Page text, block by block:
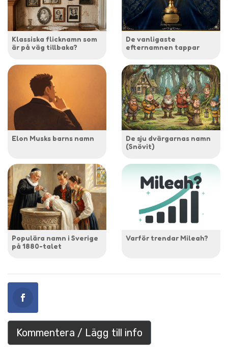
Klassiska flicknamn som
är på väg tillbaka?
De vanligaste
efternamnen tappar
Elon Musks barns namn
De sju dvärgarnas namn
(Snövit)
Populära namn i Sverige
på 1880-talet
Varför trendar Mileah?
Kommentera / Lägg till info